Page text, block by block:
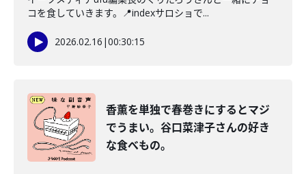
コを食していきます。📍indexサロショで...
2026.02.16 |00:30:15
香薫を単独で春巻きにするとマジ
でうまい。谷口菜津子さんの好き
な食べもの。